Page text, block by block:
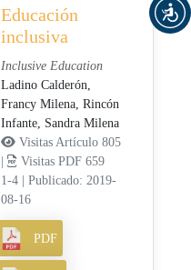
Educación
inclusiva
Inclusive Education
Ladino Calderón,
Francy Milena, Rincón
Infante, Sandra Milena
Visitas Artículo 805
Visitas PDF 659
1-4
Publicado: 2019-
08-16
PDF